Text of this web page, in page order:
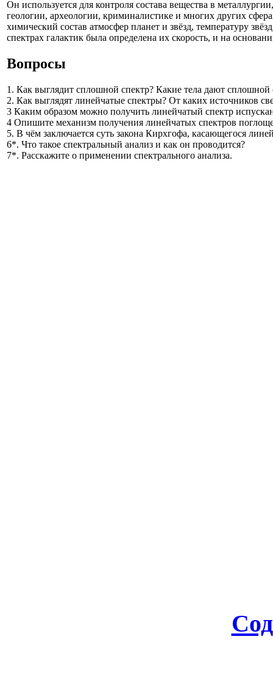
Он используется для контроля состава вещества в
геологии, археологии, криминалистике и многих других
химический состав атмосфер планет и звёзд, температуру
спектрах галактик была определена их скорость, и на
Вопросы
1. Как выглядит сплошной спектр? Какие тела дают
2. Как выглядят линейчатые спектры? От каких источников
3 Каким образом можно получить линейчатый спектр
4 Опишите механизм получения линейчатых спектров
5. В чём заключается суть закона Кирхгофа, касающегося
6*. Что такое спектральный анализ и как он проводится?
7*. Расскажите о применении спектрального анализа.